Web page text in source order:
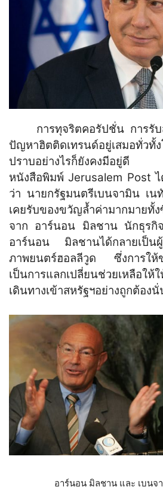
การทุจริตคอรัปชั่น การรับ
ปัญหาฮิตติดเทรนด์อยู่เสมอทั่ว
ปราบอย่างไรก็ยังคงมีอยู่
หนังสือพิมพ์ Jerusalem Post ไ
ว่า นายกรัฐมนตรีเบนจามิน เน
เคยรับของขวัญล้ำค่ามากมายทั้
จาก อาร์นอน มิลชาน นักธุรกิจ
อาร์นอน มิลชานได้กลายเป็นผู้
ภาพยนตร์ฮอลลีวูด ซึ่งการให้ข
เป็นการแลกเปลี่ยนช่วยเหลือให้
เดินทางเข้าสหรัฐฯอย่างถูกต้องนั่
อาร์นอน มิลชาน และ เบนจ